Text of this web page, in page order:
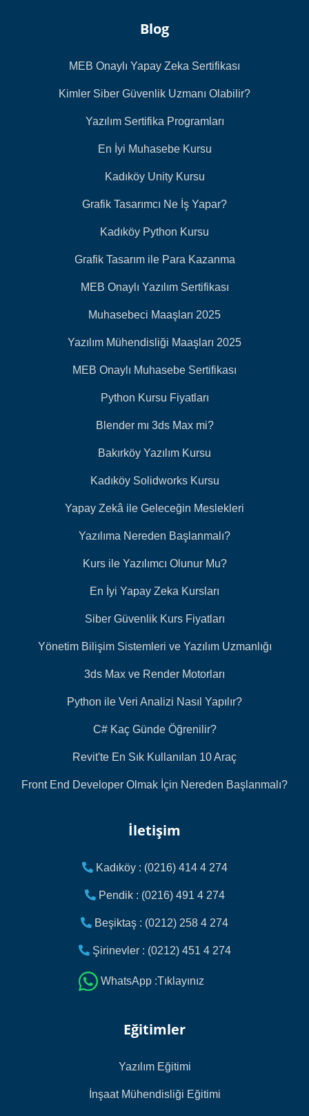
Blog
MEB Onaylı Yapay Zeka Sertifikası
Kimler Siber Güvenlik Uzmanı Olabilir?
Yazılım Sertifika Programları
En İyi Muhasebe Kursu
Kadıköy Unity Kursu
Grafik Tasarımcı Ne İş Yapar?
Kadıköy Python Kursu
Grafik Tasarım ile Para Kazanma
MEB Onaylı Yazılım Sertifikası
Muhasebeci Maaşları 2025
Yazılım Mühendisliği Maaşları 2025
MEB Onaylı Muhasebe Sertifikası
Python Kursu Fiyatları
Blender mı 3ds Max mi?
Bakırköy Yazılım Kursu
Kadıköy Solidworks Kursu
Yapay Zekâ ile Geleceğin Meslekleri
Yazılıma Nereden Başlanmalı?
Kurs ile Yazılımcı Olunur Mu?
En İyi Yapay Zeka Kursları
Siber Güvenlik Kurs Fiyatları
Yönetim Bilişim Sistemleri ve Yazılım Uzmanlığı
3ds Max ve Render Motorları
Python ile Veri Analizi Nasıl Yapılır?
C# Kaç Günde Öğrenilir?
Revit'te En Sık Kullanılan 10 Araç
Front End Developer Olmak İçin Nereden Başlanmalı?
İletişim
Kadıköy : (0216) 414 4 274
Pendik : (0216) 491 4 274
Beşiktaş : (0212) 258 4 274
Şirinevler : (0212) 451 4 274
WhatsApp :Tıklayınız
Eğitimler
Yazılım Eğitimi
İnşaat Mühendisliği Eğitimi